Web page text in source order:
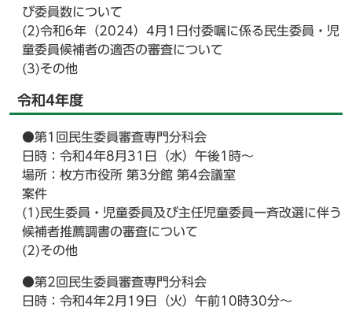
び委員数について
(2)令和6年（2024）4月1日付委嘱に係る民生委員・児
童委員候補者の適否の審査について
(3)その他
令和4年度
●第1回民生委員審査専門分科会
日時：令和4年8月31日（水）午後1時～
場所：枚方市役所 第3分館 第4会議室
案件
(1)民生委員・児童委員及び主任児童委員一斉改選に伴う
候補者推薦調書の審査について
(2)その他
●第2回民生委員審査専門分科会
日時：令和4年2月19日（火）午前10時30分～